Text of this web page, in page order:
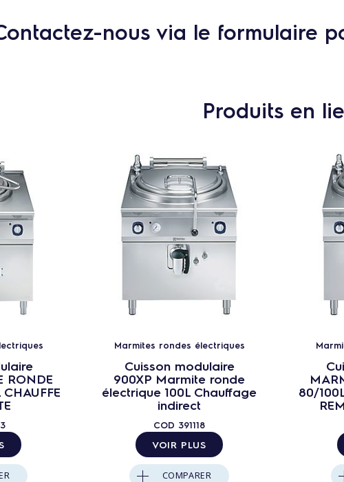
nous via le formulaire
Produits en
RONDE
Marmites rondes électriques
Cuisson modulaire
900XP Marmite ronde
électrique 100L Chauffage
indirect
COD 391118
VOIR PLUS
COMPARER
80/